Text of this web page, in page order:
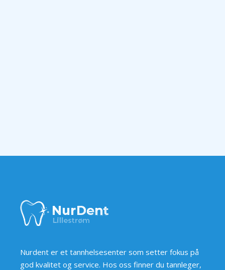
Nurdent er et tannhelsesenter som setter fokus på
god kvalitet og service. Hos oss finner du tannleger,